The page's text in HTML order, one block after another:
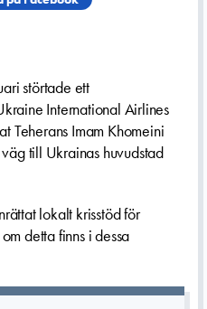
störtade ett
International Airlines
Teherans Imam Khomeini
till Ukrainas huvudstad
lokalt krisstöd för
detta finns i dessa